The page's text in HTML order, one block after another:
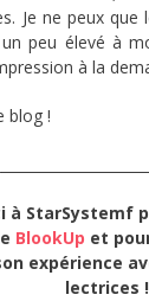
Je ne peux
peu élevé à
à la
blog !
à StarSystemf
BlookUp et
expérience
lectrices !